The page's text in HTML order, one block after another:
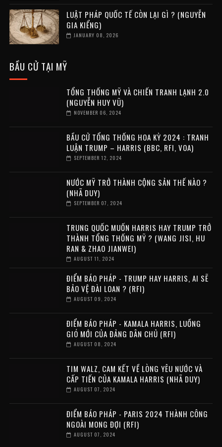
LUẬT PHÁP QUỐC TẾ CÒN LẠI GÌ ? (NGUYỄN
GIA KIỂNG)
JANUARY 08, 2026
BẦU CỬ TẠI MỸ
TỔNG THỐNG MỸ VÀ CHIẾN TRANH LẠNH 2.0
(NGUYỄN HUY VŨ)
NOVEMBER 06, 2024
BẦU CỬ TỔNG THỐNG HOA KỲ 2024 : TRANH
LUẬN TRUMP – HARRIS (BBC, RFI, VOA)
SEPTEMBER 12, 2024
NƯỚC MỸ TRỞ THÀNH CỘNG SẢN THẾ NÀO ?
(NHÃ DUY)
SEPTEMBER 07, 2024
TRUNG QUỐC MUỐN HARRIS HAY TRUMP TRỞ
THÀNH TỔNG THỐNG MỸ ? (WANG JISI, HU
RAN & ZHAO JIANWEI)
AUGUST 11, 2024
ĐIỂM BÁO PHÁP - TRUMP HAY HARRIS, AI SẼ
BẢO VỆ ĐÀI LOAN ? (RFI)
AUGUST 09, 2024
ĐIỂM BÁO PHÁP - KAMALA HARRIS, LUỒNG
GIÓ MỚI CỦA ĐẢNG DÂN CHỦ (RFI)
AUGUST 08, 2024
TIM WALZ, CAM KẾT VỀ LÒNG YÊU NƯỚC VÀ
CẤP TIẾN CỦA KAMALA HARRIS (NHÃ DUY)
AUGUST 07, 2024
ĐIỂM BÁO PHÁP - PARIS 2024 THÀNH CÔNG
NGOÀI MONG ĐỢI (RFI)
AUGUST 07, 2024